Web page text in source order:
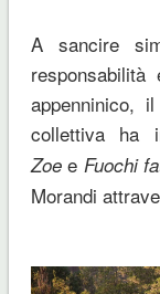
A sancire
appenninico,
collettiva ha
Zoee Fuochi
Morandi